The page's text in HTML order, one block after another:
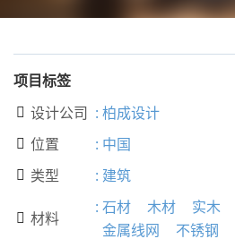
项目标签
 设计公司 : 柏成设计
 位置 : 中国
 类型 : 建筑
 材料
: 石材 木材 实木
金属线网
不锈钢